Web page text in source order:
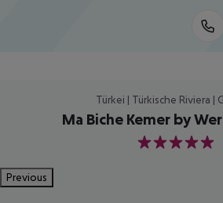
Türkei | Türkische Riviera |
Ma Biche Kemer by
5
Previous